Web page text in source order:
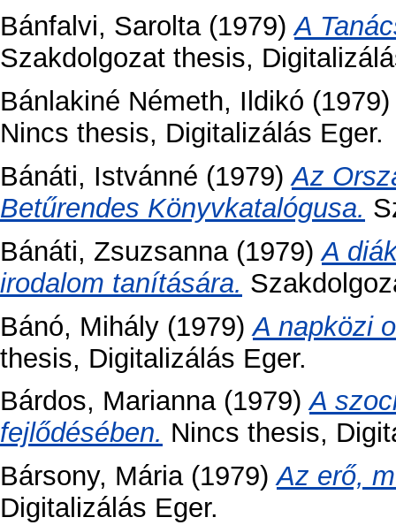
Bánfalvi, Sarolta(1979)A
Szakdolgozat thesis,
Bánlakiné Németh, Ildikó
Nincs thesis, Digitalizálás Eger.
Bánáti, Istvánné (1979)Az
Betűrendes Könyvkatalógusa.
Bánáti, Zsuzsanna(1979)A
irodalom tanítására.
Bánó, Mihály (1979)A napközi
thesis, Digitalizálás Eger.
Bárdos, Marianna(1979)A
fejlődésében. Nincs thesis,
Bársony, Mária(1979)Az erő,
Digitalizálás Eger.